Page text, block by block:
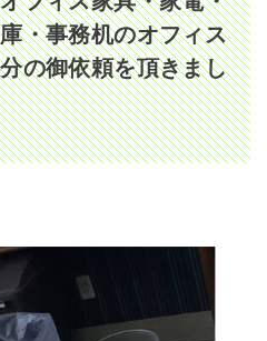
・事務机のオフィス
の御依頼を頂きまし